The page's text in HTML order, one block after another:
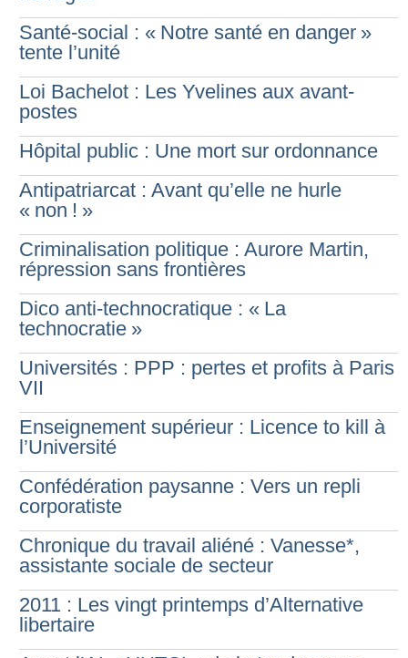
Santé-social : « Notre santé en danger »
tente l’unité
Loi Bachelot : Les Yvelines aux avant-
postes
Hôpital public : Une mort sur ordonnance
Antipatriarcat : Avant qu’elle ne hurle
« non ! »
Criminalisation politique : Aurore Martin,
répression sans frontières
Dico anti-technocratique : « La
technocratie »
Universités : PPP : pertes et profits à Paris
VII
Enseignement supérieur : Licence to kill à
l’Université
Confédération paysanne : Vers un repli
corporatiste
Chronique du travail aliéné : Vanesse*,
assistante sociale de secteur
2011 : Les vingt printemps d’Alternative
libertaire